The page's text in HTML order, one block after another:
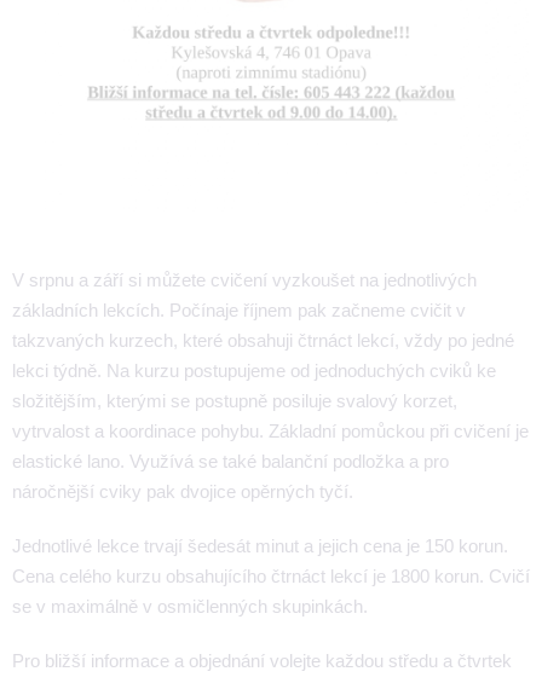
V srpnu a září si můžete cvičení vyzkoušet na jednotlivých
základních lekcích. Počínaje říjnem pak začneme cvičit v
takzvaných kurzech, které obsahuji čtrnáct lekcí, vždy po jedné
lekci týdně. Na kurzu postupujeme od jednoduchých cviků ke
složitějším, kterými se postupně posiluje svalový korzet,
vytrvalost a koordinace pohybu. Základní pomůckou při cvičení je
elastické lano. Využívá se také balanční podložka a pro
náročnější cviky pak dvojice opěrných tyčí.
Jednotlivé lekce trvají šedesát minut a jejich cena je 150 korun.
Cena celého kurzu obsahujícího čtrnáct lekcí je 1800 korun. Cvičí
se v maximálně v osmičlenných skupinkách.
Pro bližší informace a objednání volejte každou středu a čtvrtek